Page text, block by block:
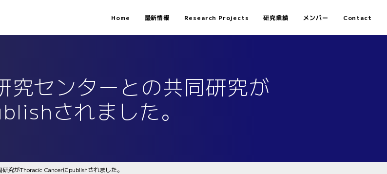
Home 最新情報 Research Projects 研究業績 メンバー Contact
センターとの共同研究が
されました。
究がThoracic Cancerにpublishされました。